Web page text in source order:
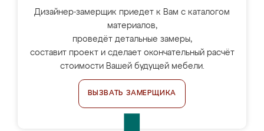
Дизайнер-замерщик приедет к Вам с каталогом
материалов,
проведёт детальные замеры,
составит проект и сделает окончательный расчёт
стоимости Вашей будущей мебели.
ВЫЗВАТЬ ЗАМЕРЩИКА